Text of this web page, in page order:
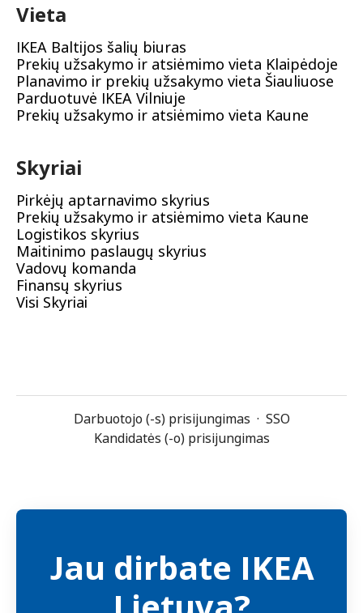
Vieta
IKEA Baltijos šalių biuras
Prekių užsakymo ir atsiėmimo vieta Klaipėdoje
Planavimo ir prekių užsakymo vieta Šiauliuose
Parduotuvė IKEA Vilniuje
Prekių užsakymo ir atsiėmimo vieta Kaune
Skyriai
Pirkėjų aptarnavimo skyrius
Prekių užsakymo ir atsiėmimo vieta Kaune
Logistikos skyrius
Maitinimo paslaugų skyrius
Vadovų komanda
Finansų skyrius
Visi Skyriai
Darbuotojo (-s) prisijungimas · SSO
Kandidatės (-o) prisijungimas
Jau dirbate IKEA